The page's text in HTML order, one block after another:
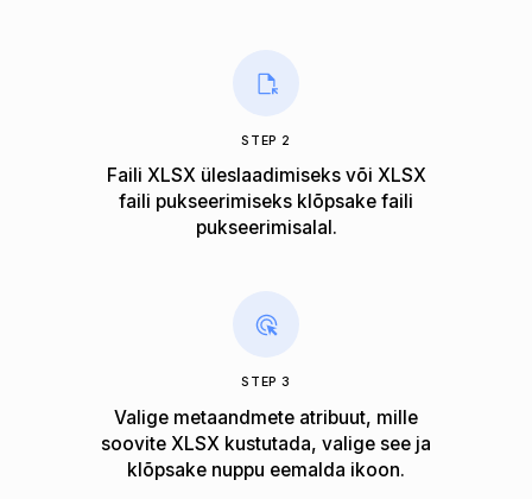
STEP 2
Faili XLSX üleslaadimiseks või XLSX
faili pukseerimiseks klõpsake faili
pukseerimisalal.
STEP 3
Valige metaandmete atribuut, mille
soovite XLSX kustutada, valige see ja
klõpsake nuppu eemalda ikoon.